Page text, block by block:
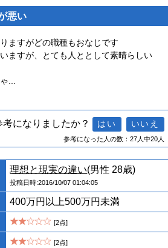
悪い
ますがどの職種もおなじです
ますが、とても人ととして素晴らしい
考になりましたか？
参考になった人の数：27人中20人
理想と現実の違い(男性 28歳)
投稿日時:2016/10/07 01:04:05
400万円以上500万円未満
[2点]
[2点]